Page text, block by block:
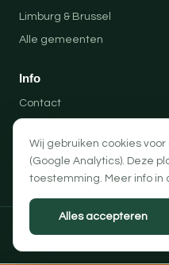
Limburg & Brussel
Alle gemeenten
Info
Contact
Privacybeleid
Algemene voorwaarden
Wij gebruiken cookies
(Google Analytics). Deze
toestemming. Meer info in
Alles accepteren